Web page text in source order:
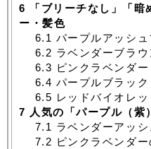
6 「ブリーチなし」「暗
ー・髪色
6.1 パープルアッシュ
6.2 ラベンダーブラウ
6.3 ピンクラベンダー
6.4 パープルブラック
6.5 レッドバイオレッ
7 人気の「パープル（紫
7.1 ラベンダーアッ
7.2 ピンクラベンダ